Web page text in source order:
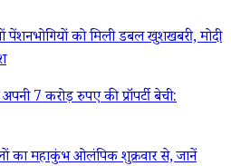
को मिली डबल खुशखबरी, मोदी
7 करोड़ रुपए की प्रॉपर्टी बेची:
महाकुंभ ओलंपिक शुक्रवार से, जानें